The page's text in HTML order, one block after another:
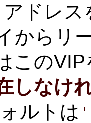
アドレ
からリ
この
しなけ
ルトは